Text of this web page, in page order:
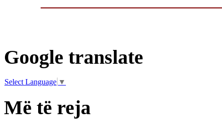
Google translate
Select Language ▼
Më të reja